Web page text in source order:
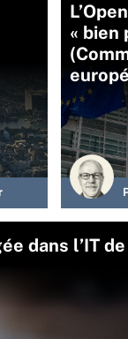
« bien
dans l’IT